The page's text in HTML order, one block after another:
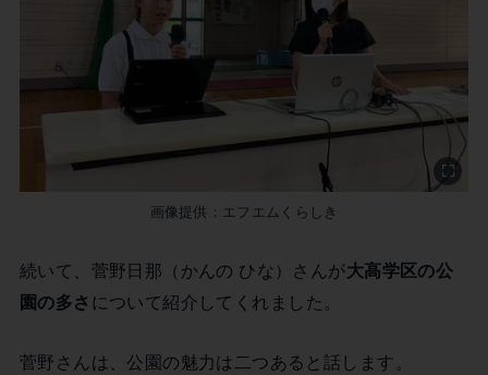
画像提供：エフエムくらしき
続いて、菅野日那（かんの ひな）さんが大高学区の公
園の多さ について紹介してくれました。
菅野さんは、公園の魅力は二つあると話します。